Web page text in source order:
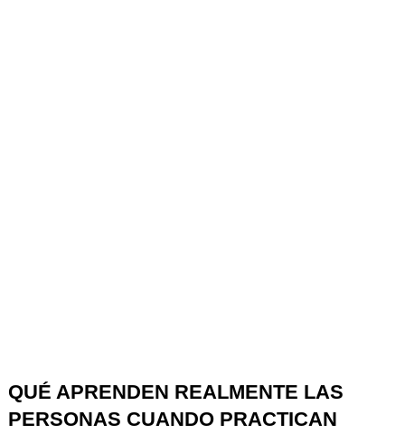
QUÉ APRENDEN REALMENTE LAS
PERSONAS CUANDO PRACTICAN